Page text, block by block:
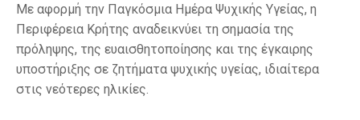
Με αφορμή την Παγκόσμια Ημέρα Ψυχικής Υγείας, η
Περιφέρεια Κρήτης αναδεικνύει τη σημασία της
πρόληψης, της ευαισθητοποίησης και της έγκαιρης
υποστήριξης σε ζητήματα ψυχικής υγείας, ιδιαίτερα
στις νεότερες ηλικίες.